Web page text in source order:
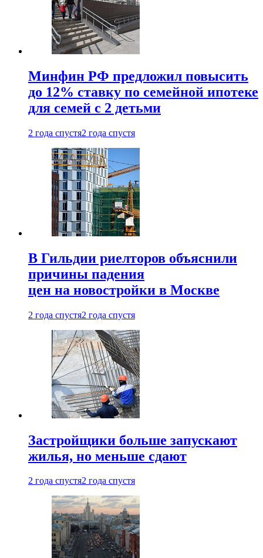
Минфин РФ предложил повысить
до 12% ставку по семейной ипотеке
для семей с 2 детьми
2 года спустя2 года спустя
В Гильдии риелторов объяснили
причины падения
цен на новостройки в Москве
2 года спустя2 года спустя
Застройщики больше запускают
жилья, но меньше сдают
2 года спустя2 года спустя